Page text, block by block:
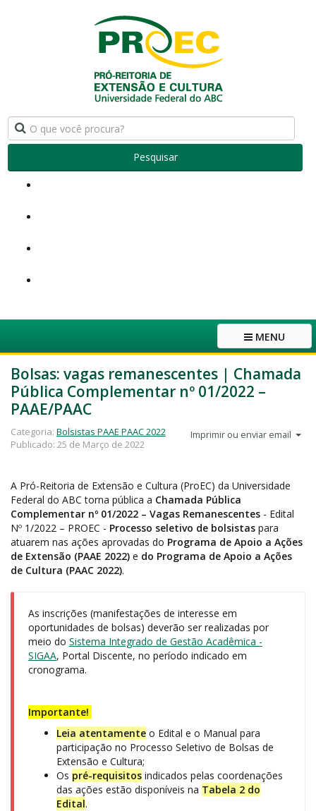
Pesquisar
MENU
Bolsas: vagas remanescentes | Chamada
Pública Complementar nº 01/2022 –
PAAE/PAAC
Imprimir ou enviar email
Categoria: Bolsistas PAAE PAAC 2022
Publicado: 25 de Março de 2022
A Pró-Reitoria de Extensão e Cultura (ProEC) da Universidade
Federal do ABC torna pública a Chamada Pública
Complementar nº 01/2022 – Vagas Remanescentes - Edital
Nº 1/2022 – PROEC - Processo seletivo de bolsistas para
atuarem nas ações aprovadas do Programa de Apoio a Ações
de Extensão (PAAE 2022) e do Programa de Apoio a Ações
de Cultura (PAAC 2022).
As inscrições (manifestações de interesse em
oportunidades de bolsas) deverão ser realizadas por
meio do Sistema Integrado de Gestão Acadêmica -
SIGAA, Portal Discente, no período indicado em
cronograma.
Importante!
Leia atentamente o Edital e o Manual para
participação no Processo Seletivo de Bolsas de
Extensão e Cultura;
Os pré-requisitos indicados pelas coordenações
das ações estão disponíveis na Tabela 2 do
Edital.